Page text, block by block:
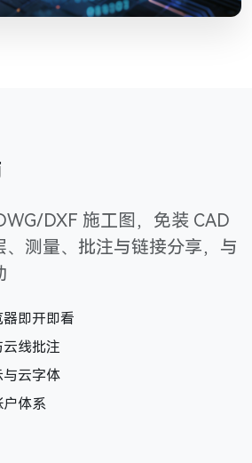
DXF 施工图，免装 CAD
测量、批注与链接分享，与
即开即看
线批注
云字体
户体系